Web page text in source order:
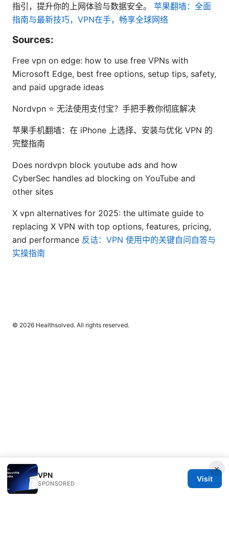
指引，提升你的上网体验与数据安全。 苹果翻墙：全面
指南与最新技巧，VPN在手，畅享全球网络
Sources:
Free vpn on edge: how to use free VPNs with
Microsoft Edge, best free options, setup tips, safety,
and paid upgrade ideas
Nordvpn ⭐ 无法使用支付宝？手把手教你彻底解决
苹果手机翻墙：在 iPhone 上选择、安装与优化 VPN 的
完整指南
Does nordvpn block youtube ads and how
CyberSec handles ad blocking on YouTube and
other sites
X vpn alternatives for 2025: the ultimate guide to
replacing X VPN with top options, features, pricing,
and performance 反诘：VPN 使用中的关键自问自答与
实操指南
×
VPN
SPONSORED
Visit
© 2026 Healthsolved. All rights reserved.